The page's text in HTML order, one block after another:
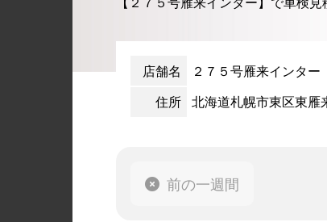
店舗名
２７５号雁来インター
住所 北海道札幌市東区東雁
前の一週間